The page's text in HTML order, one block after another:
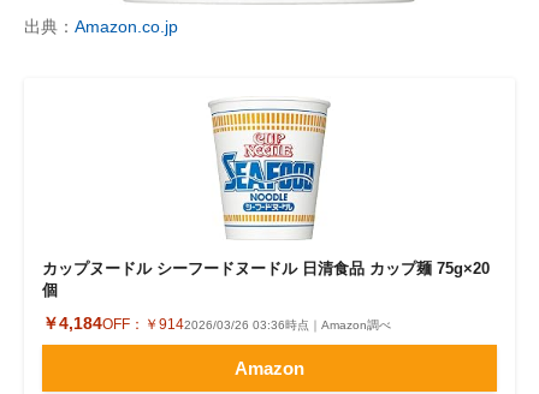
出典： Amazon.co.jp
カップヌードル シーフードヌードル 日清食品 カップ麺 75g×20
個
￥4,184OFF： ￥9142026/03/26 03:36時点｜Amazon調べ
Amazon